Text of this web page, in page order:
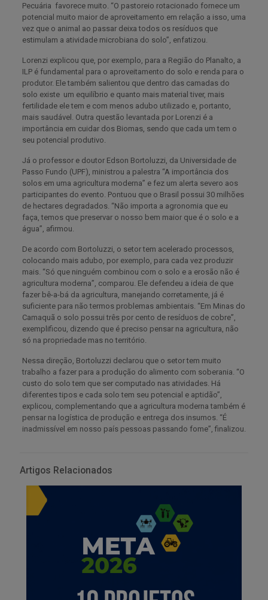
Pecuária favorece muito. “O pastoreio rotacionado fornece um
potencial muito maior de aproveitamento em relação a isso, uma
vez que o animal ao passar deixa todos os resíduos que
estimulam a atividade microbiana do solo”, enfatizou.
Lorenzi explicou que, por exemplo, para a Região do Planalto, a
ILP é fundamental para o aproveitamento do solo e renda para o
produtor. Ele também salientou que dentro das camadas do
solo existe um equilíbrio e quanto mais material tiver, mais
fertilidade ele tem e com menos adubo utilizado e, portanto,
mais saudável. Outra questão levantada por Lorenzi é a
importância em cuidar dos Biomas, sendo que cada um tem o
seu potencial produtivo.
Já o professor e doutor Edson Bortoluzzi, da Universidade de
Passo Fundo (UPF), ministrou a palestra “A importância dos
solos em uma agricultura moderna” e fez um alerta severo aos
participantes do evento. Pontuou que o Brasil possui 30 milhões
de hectares degradados. “Não importa a agronomia que eu
faça, temos que preservar o nosso bem maior que é o solo e a
água”, afirmou.
De acordo com Bortoluzzi, o setor tem acelerado processos,
colocando mais adubo, por exemplo, para cada vez produzir
mais. “Só que ninguém combinou com o solo e a erosão não é
agricultura moderna”, comparou. Ele defendeu a ideia de que
fazer bê-a-bá da agricultura, manejando corretamente, já é
suficiente para não termos problemas ambientais. “Em Minas do
Camaquã o solo possui três por cento de resíduos de cobre”,
exemplificou, dizendo que é preciso pensar na agricultura, não
só na propriedade mas no território.
Nessa direção, Bortoluzzi declarou que o setor tem muito
trabalho a fazer para a produção do alimento com soberania. “O
custo do solo tem que ser computado nas atividades. Há
diferentes tipos e cada solo tem seu potencial e aptidão”,
explicou, complementando que a agricultura moderna também é
pensar na logística de produção e entrega dos insumos. “É
inadmissível em nosso país pessoas passando fome”, finalizou.
Artigos Relacionados